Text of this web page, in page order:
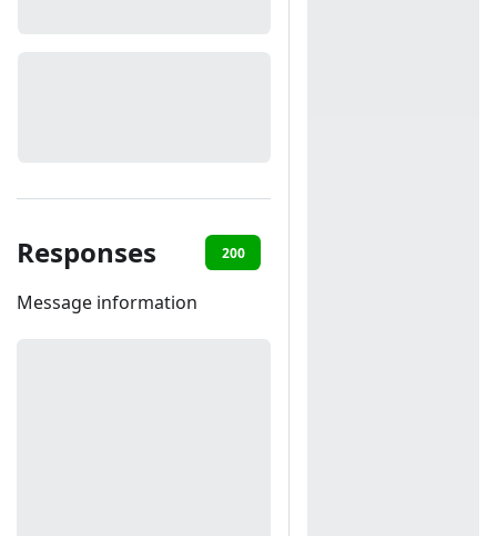
Responses 200
Message information